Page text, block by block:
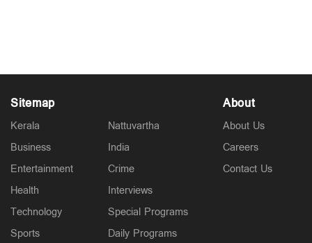
Sitemap
Kerala
Business
Entertainment
Health
Technology
Sports
Nattuvartha
India
Crime
Interviews
Special Programs
Daily Programs
About
About Us
Careers
Contact Us